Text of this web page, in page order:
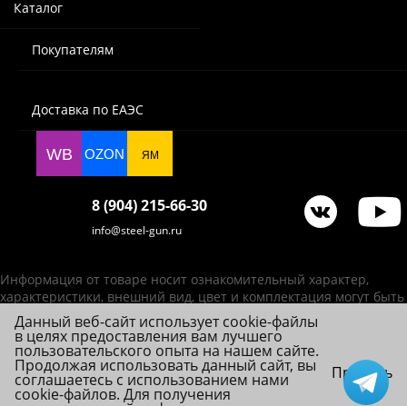
Каталог
Покупателям
Доставка по ЕАЭС
WB OZON ЯМ
8 (904) 215-66-30
info@steel-gun.ru
Информация от товаре носит ознакомительный характер,
характеристики, внешний вид, цвет и комплектация могут быть
изменены производителем без уведомления.
ИП Фролова А. В., ОГРНИП 314784720200492
© 2026 Steel-Gun (Стил Ган) - оптовый интернет-магазин ножей, пневматики,
товаров для страйкбола и туризма.
Данный веб-сайт использует cookie-файлы
в целях предоставления вам лучшего
пользовательского опыта на нашем сайте.
Продолжая использовать данный сайт, вы
соглашаетесь с использованием нами
cookie-файлов. Для получения
Принять